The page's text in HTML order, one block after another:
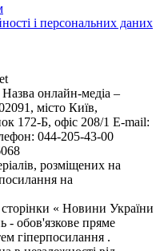
і персональних даних
онлайн-медіа –
місто Київ,
Б, офіс 208/1 E-mail:
044-205-43-00
розміщених на
на
сторінки « Новини України
- обов'язкове пряме
гіперпосилання .